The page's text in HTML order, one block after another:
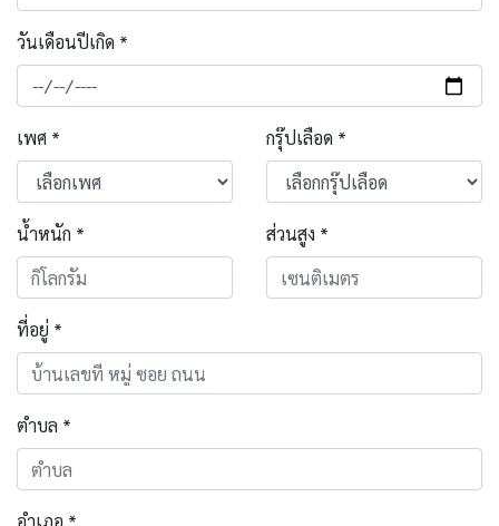
วันเดือนปีเกิด *
เพศ * กรุ๊ปเลือด *
น้ำหนัก * ส่วนสูง *
ที่อยู่ *
ตำบล *
อำเภอ *